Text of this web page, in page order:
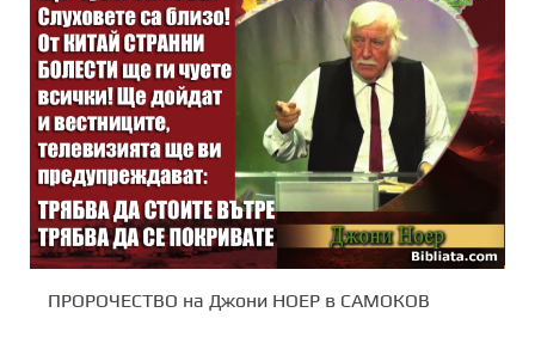
ПРОРОЧЕСТВО на Джони НОЕР в САМОКОВ